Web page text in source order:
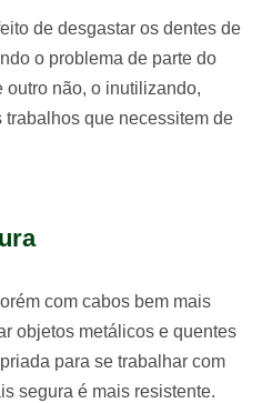
de desgastar os dentes de
o problema de parte do
outro não, o inutilizando,
trabalhos que necessitem de
com cabos bem mais
objetos metálicos e quentes
para se trabalhar com
segura é mais resistente.